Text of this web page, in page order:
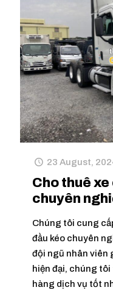
23 August,
Cho thuê
chuyên
Chúng tôi cung
đầu kéo chuyên
đội ngũ nhân viên
hiện đại, chúng
hàng dịch vụ tốt